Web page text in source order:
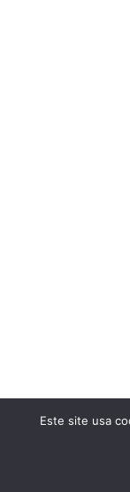
Este site usa